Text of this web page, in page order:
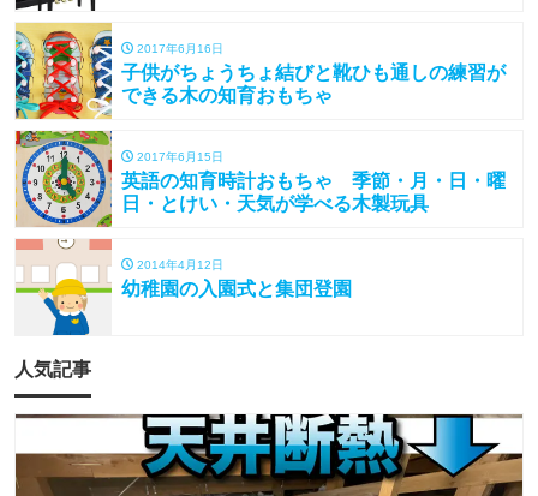
2017年6月16日
子供がちょうちょ結びと靴ひも通しの練習が
できる木の知育おもちゃ
2017年6月15日
英語の知育時計おもちゃ 季節・月・日・曜
日・とけい・天気が学べる木製玩具
2014年4月12日
幼稚園の入園式と集団登園
人気記事